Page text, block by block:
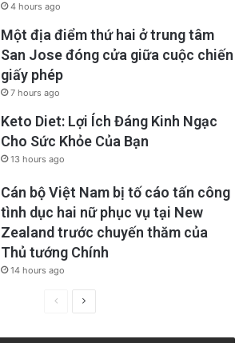
4 hours ago
Một địa điểm thứ hai ở trung tâm
San Jose đóng cửa giữa cuộc chiến
giấy phép
7 hours ago
Keto Diet: Lợi Ích Đáng Kinh Ngạc
Cho Sức Khỏe Của Bạn
13 hours ago
Cán bộ Việt Nam bị tố cáo tấn công
tình dục hai nữ phục vụ tại New
Zealand trước chuyến thăm của
Thủ tướng Chính
14 hours ago
PreviousNext